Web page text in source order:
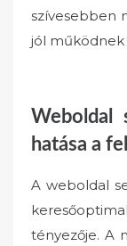
szívesebben
jól működnek
Weboldal
hatása a
A weboldal
tényezője. A